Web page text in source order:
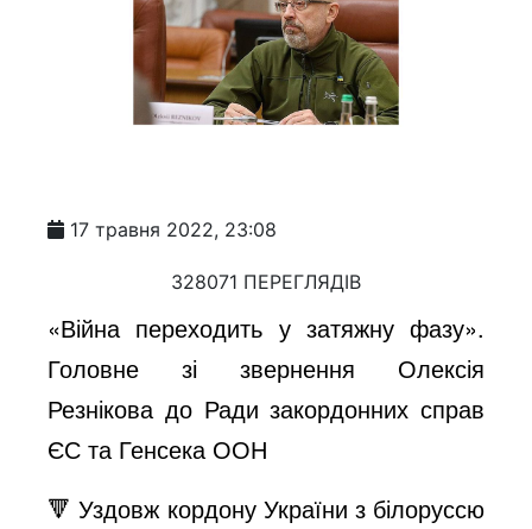
17 травня 2022, 23:08
328071 ПЕРЕГЛЯДІВ
«Війна переходить у затяжну фазу».
Головне зі звернення Олексія
Резнікова до Ради закордонних справ
ЄС та Генсека ООН
🔻 Уздовж кордону України з білоруссю